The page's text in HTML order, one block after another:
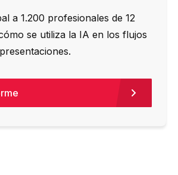
a 1.200 profesionales de 12
se utiliza la IA en los flujos